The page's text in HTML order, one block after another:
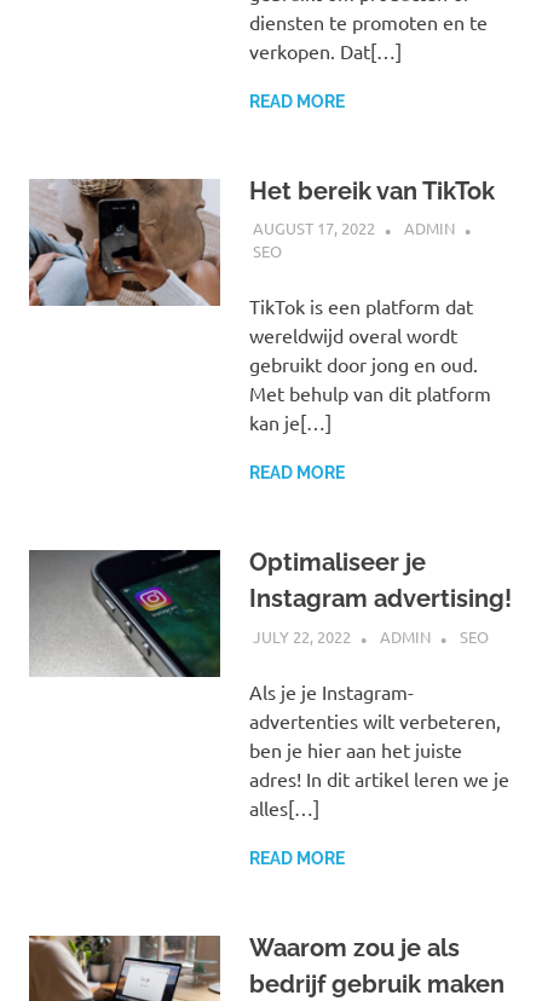
diensten te promoten en te
verkopen. Dat[…]
READ MORE
Het bereik van TikTok
AUGUST 17, 2022
ADMIN
SEO
TikTok is een platform dat
wereldwijd overal wordt
gebruikt door jong en oud.
Met behulp van dit platform
kan je[…]
READ MORE
Optimaliseer je
Instagram advertising!
JULY 22, 2022 ADMIN SEO
Als je je Instagram-
advertenties wilt verbeteren,
ben je hier aan het juiste
adres! In dit artikel leren we je
alles[…]
READ MORE
Waarom zou je als
bedrijf gebruik maken